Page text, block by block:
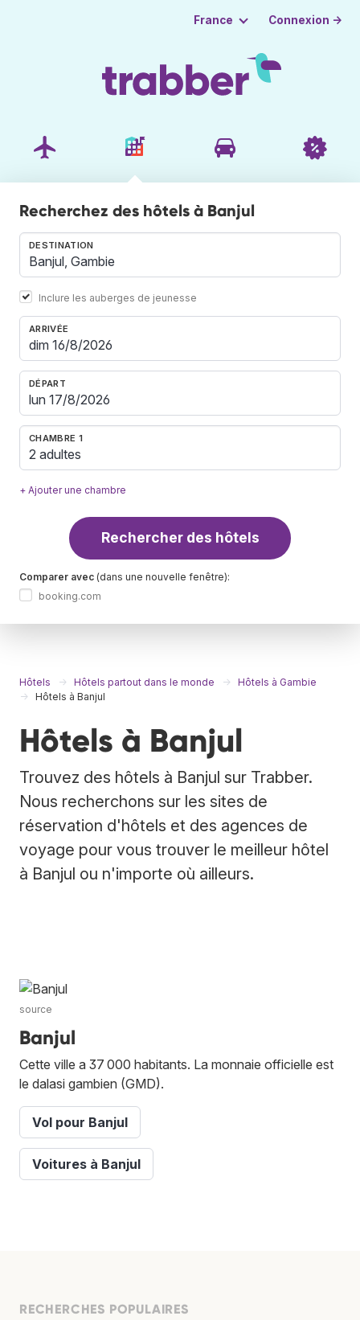
France Connexion →
Recherchez des hôtels à Banjul
DESTINATION
Inclure les auberges de jeunesse
ARRIVÉE
DÉPART
CHAMBRE 1
2 adultes
+ Ajouter une chambre
Rechercher des hôtels
Comparer avec (dans une nouvelle fenêtre):
booking.com
Hôtels Hôtels partout dans le monde
Hôtels à Gambie
Hôtels à Banjul
Hôtels à Banjul
Trouvez des hôtels à Banjul sur Trabber.
Nous recherchons sur les sites de
réservation d'hôtels et des agences de
voyage pour vous trouver le meilleur hôtel
à Banjul ou n'importe où ailleurs.
source
Banjul
Cette ville a 37 000 habitants. La monnaie officielle est
le dalasi gambien (GMD).
Vol pour Banjul
Voitures à Banjul
RECHERCHES POPULAIRES